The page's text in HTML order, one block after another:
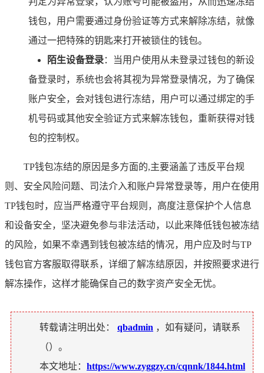
钱包，用户需要通过身份验证等方式来解除冻结，就像
通过一把特殊的钥匙来打开被锁住的钱包。
陌生设备登录：当用户使用从未登录过钱包的新设
备登录时，系统也会将其视为异常登录情况，为了确保
账户安全，会对钱包进行冻结，用户可以通过绑定的手
机号码或其他安全验证方式来解冻钱包，重新获得对钱
包的控制权。
TP钱包冻结的原因是多方面的,主要涵盖了违反平台规
则、安全风险问题、司法介入和账户异常登录等，用户在使用
TP钱包时，应当严格遵守平台规则，高度注意保护个人信息
和设备安全，坚决避免参与非法活动，以此来降低钱包被冻结
的风险，如果不幸遇到钱包被冻结的情况，用户应及时与TP
钱包官方客服取得联系，详细了解冻结原因，并按照要求进行
解冻操作，这样才能确保自己的数字资产安全无忧。
转载请注明出处： qbadmin ，如有疑问，请联系
（）。
本文地址： https://www.zyggzy.cn/cqnnk/1844.html